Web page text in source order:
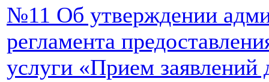
№11 Об утверждении
регламента
услуги «Прием заявлений